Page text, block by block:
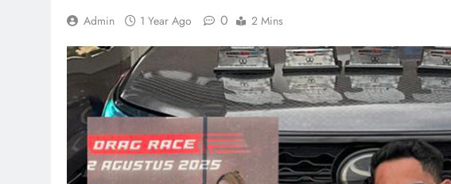
Admin 1 Year Ago 0 2 Mins